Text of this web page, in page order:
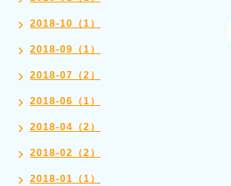
2018-10（1）
2018-09（1）
2018-07（2）
2018-06（1）
2018-04（2）
2018-02（2）
2018-01（1）